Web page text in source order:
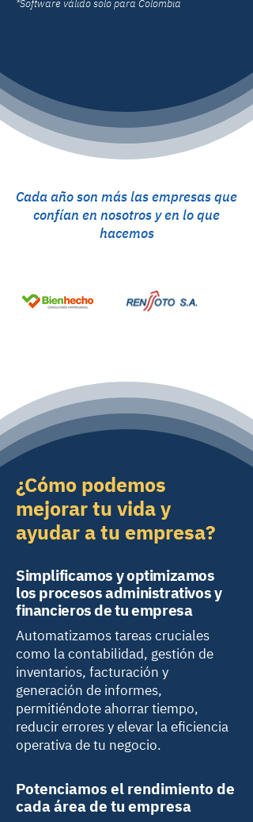
*Software válido solo para Colombia
Cada año son más las empresas que
confían en nosotros y en lo que
hacemos
¿Cómo podemos
mejorar tu vida y
ayudar a tu empresa?
Simplificamos y optimizamos
los procesos administrativos y
financieros de tu empresa
Automatizamos tareas cruciales
como la contabilidad, gestión de
inventarios, facturación y
generación de informes,
permitiéndote ahorrar tiempo,
reducir errores y elevar la eficiencia
operativa de tu negocio.
Potenciamos el rendimiento de
cada área de tu empresa